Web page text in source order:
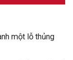
một lỗ thủng